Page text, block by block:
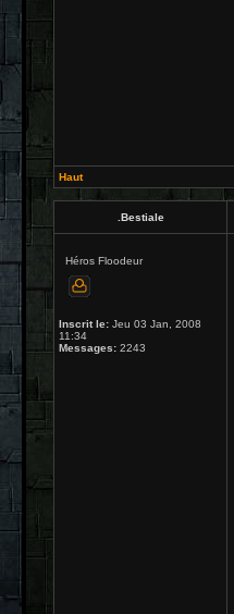
Haut
.Bestiale
Héros Floodeur
Inscrit le: Jeu 03 Jan, 2008
11:34
Messages: 2243